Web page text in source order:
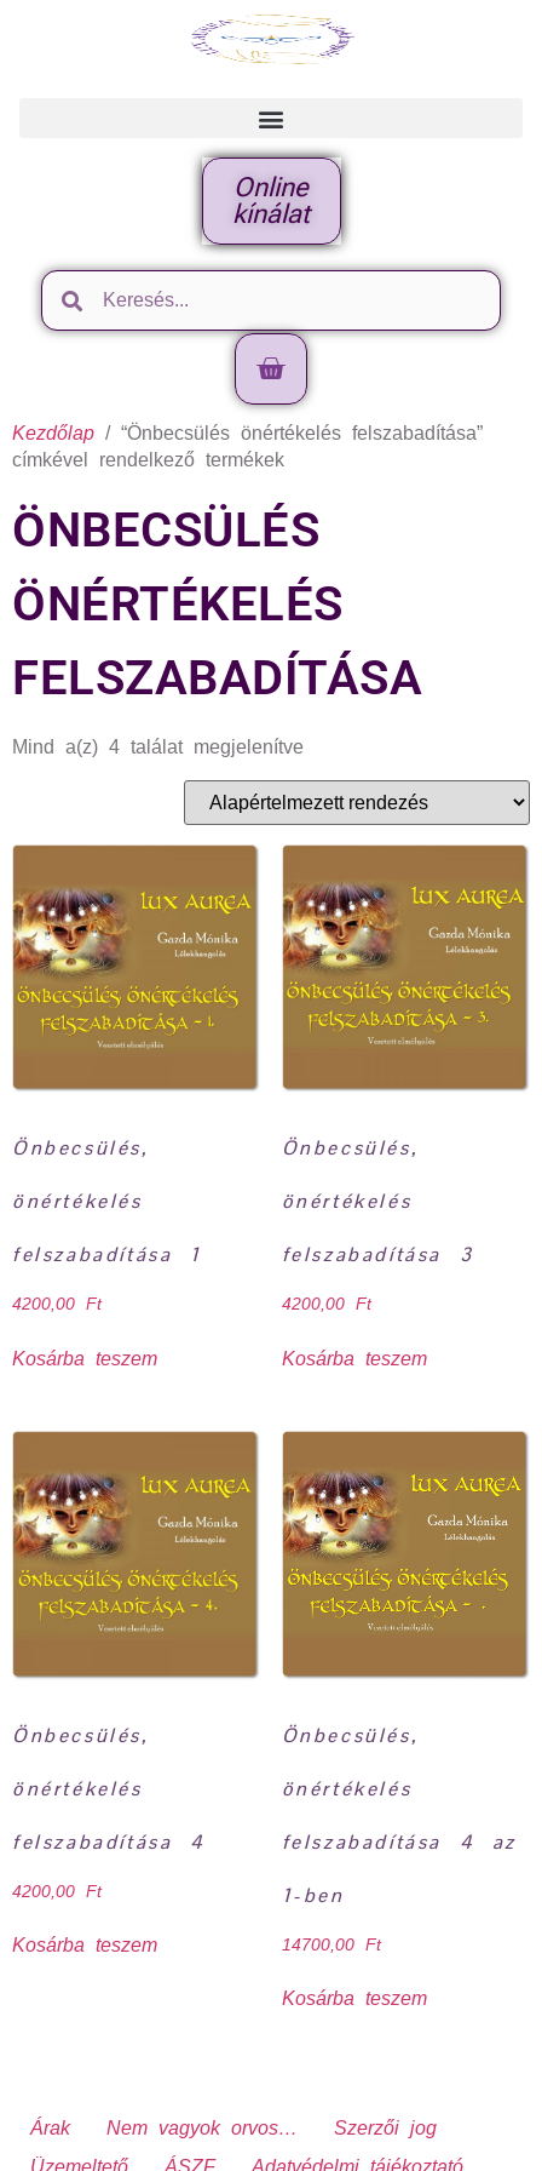
Online
kínálat
Kezdőlap / “Önbecsülés önértékelés felszabadítása”
címkével rendelkező termékek
ÖNBECSÜLÉS
ÖNÉRTÉKELÉS
FELSZABADÍTÁSA
Mind a(z) 4 találat megjelenítve
Önbecsülés,
önértékelés
felszabadítása 1
4200,00 Ft
Kosárba teszem
Önbecsülés,
önértékelés
felszabadítása 3
4200,00 Ft
Kosárba teszem
Önbecsülés,
önértékelés
felszabadítása 4
4200,00 Ft
Kosárba teszem
Önbecsülés,
önértékelés
felszabadítása 4 az
1-ben
14700,00 Ft
Kosárba teszem
Árak Nem vagyok orvos…
Szerzői jog